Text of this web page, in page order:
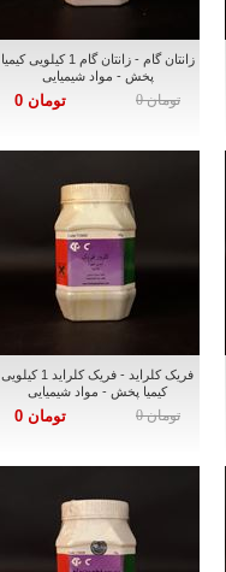
زانتان گام - زانتان گام 1 کیلویی کیمیا
پخش - مواد شیمیایی
تومان 0 تومان 0
فریک کلراید - فریک کلراید 1 کیلویی
کیمیا پخش - مواد شیمیایی
تومان 0 تومان 0